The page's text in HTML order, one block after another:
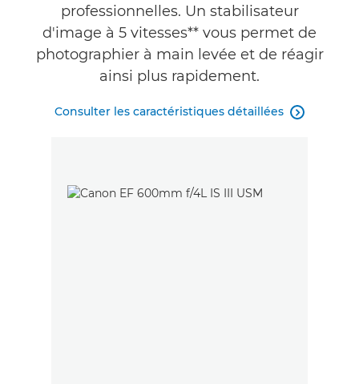
professionnelles. Un stabilisateur
d'image à 5 vitesses** vous permet de
photographier à main levée et de réagir
ainsi plus rapidement.
Consulter les caractéristiques détaillées 